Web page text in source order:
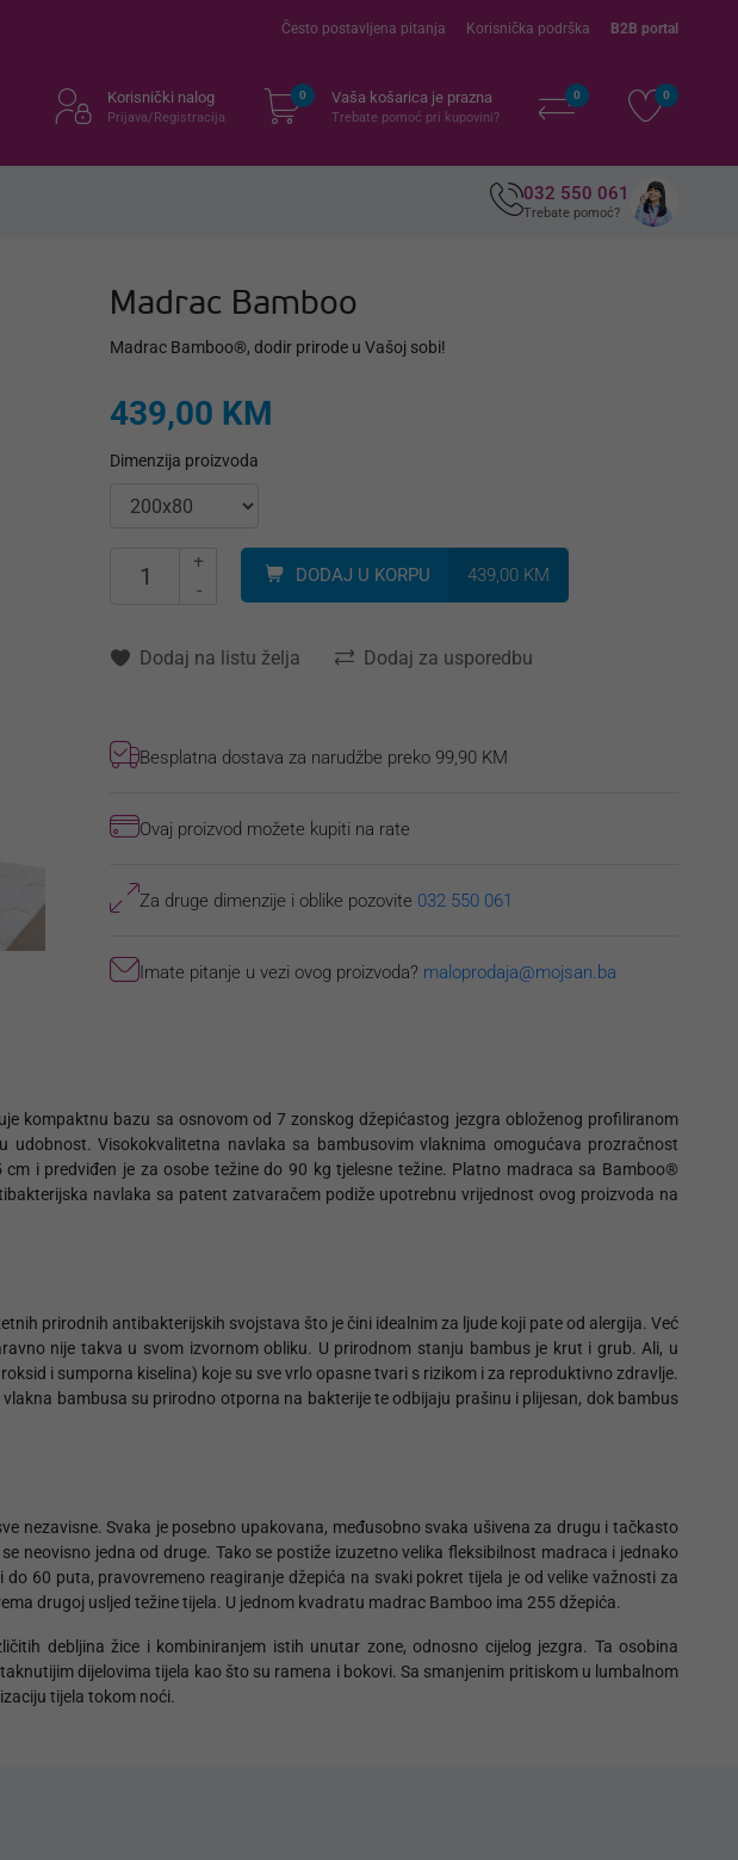
Često postavljena pitanja Korisnička podrška B2B portal
Korisnički nalog
Prijava/Registracija
0 Vaša košarica je prazna
Trebate pomoć pri kupovini?
0 0
032 550 061
Trebate pomoć?
Madrac Bamboo
Madrac Bamboo®, dodir prirode u Vašoj sobi!
439,00 KM
Dimenzija proizvoda
+
-
DODAJ U KORPU 439,00 KM
Dodaj na listu želja Dodaj za usporedbu
Besplatna dostava za narudžbe preko 99,90 KM
Ovaj proizvod možete kupiti na rate
Za druge dimenzije i oblike pozovite 032 550 061
Imate pitanje u vezi ovog proizvoda? maloprodaja@mojsan.ba
kompaktnu bazu sa osnovom od 7 zonskog džepićastog jezgra obloženog profiliranom
Visokokvalitetna navlaka sa bambusovim vlaknima omogućava prozračnost
i predviđen je za osobe težine do 90 kg tjelesne težine. Platno madraca sa Bamboo®
navlaka sa patent zatvaračem podiže upotrebnu vrijednost ovog proizvoda na
prirodnih antibakterijskih svojstava što je čini idealnim za ljude koji pate od alergija. Već
nije takva u svom izvornom obliku. U prirodnom stanju bambus je krut i grub. Ali, u
i sumporna kiselina) koje su sve vrlo opasne tvari s rizikom i za reproduktivno zdravlje.
bambusa su prirodno otporna na bakterije te odbijaju prašinu i plijesan, dok bambus
nezavisne. Svaka je posebno upakovana, međusobno svaka ušivena za drugu i tačkasto
neovisno jedna od druge. Tako se postiže izuzetno velika fleksibilnost madraca i jednako
60 puta, pravovremeno reagiranje džepića na svaki pokret tijela je od velike važnosti za
drugoj usljed težine tijela. U jednom kvadratu madrac Bamboo ima 255 džepića.
debljina žice i kombiniranjem istih unutar zone, odnosno cijelog jezgra. Ta osobina
dijelovima tijela kao što su ramena i bokovi. Sa smanjenim pritiskom u lumbalnom
tijela tokom noći.